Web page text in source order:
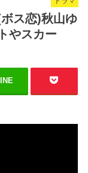
ス恋)秋山ゆ
やスカー